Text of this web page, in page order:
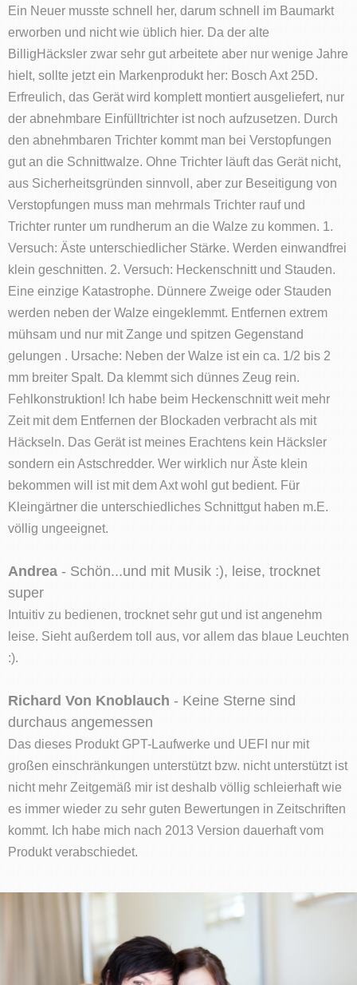
Ein Neuer musste schnell her, darum schnell im Baumarkt
erworben und nicht wie üblich hier. Da der alte
BilligHäcksler zwar sehr gut arbeitete aber nur wenige Jahre
hielt, sollte jetzt ein Markenprodukt her: Bosch Axt 25D.
Erfreulich, das Gerät wird komplett montiert ausgeliefert, nur
der abnehmbare Einfülltrichter ist noch aufzusetzen. Durch
den abnehmbaren Trichter kommt man bei Verstopfungen
gut an die Schnittwalze. Ohne Trichter läuft das Gerät nicht,
aus Sicherheitsgründen sinnvoll, aber zur Beseitigung von
Verstopfungen muss man mehrmals Trichter rauf und
Trichter runter um rundherum an die Walze zu kommen. 1.
Versuch: Äste unterschiedlicher Stärke. Werden einwandfrei
klein geschnitten. 2. Versuch: Heckenschnitt und Stauden.
Eine einzige Katastrophe. Dünnere Zweige oder Stauden
werden neben der Walze eingeklemmt. Entfernen extrem
mühsam und nur mit Zange und spitzen Gegenstand
gelungen . Ursache: Neben der Walze ist ein ca. 1/2 bis 2
mm breiter Spalt. Da klemmt sich dünnes Zeug rein.
Fehlkonstruktion! Ich habe beim Heckenschnitt weit mehr
Zeit mit dem Entfernen der Blockaden verbracht als mit
Häckseln. Das Gerät ist meines Erachtens kein Häcksler
sondern ein Astschredder. Wer wirklich nur Äste klein
bekommen will ist mit dem Axt wohl gut bedient. Für
Kleingärtner die unterschiedliches Schnittgut haben m.E.
völlig ungeeignet.
Andrea - Schön...und mit Musik :), leise, trocknet
super
Intuitiv zu bedienen, trocknet sehr gut und ist angenehm
leise. Sieht außerdem toll aus, vor allem das blaue Leuchten
:).
Richard Von Knoblauch - Keine Sterne sind
durchaus angemessen
Das dieses Produkt GPT-Laufwerke und UEFI nur mit
großen einschränkungen unterstützt bzw. nicht unterstützt ist
nicht mehr Zeitgemäß mir ist deshalb völlig schleierhaft wie
es immer wieder zu sehr guten Bewertungen in Zeitschriften
kommt. Ich habe mich nach 2013 Version dauerhaft vom
Produkt verabschiedet.